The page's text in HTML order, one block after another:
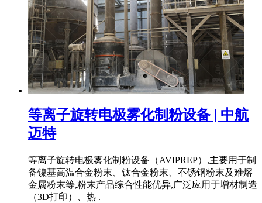
等离子旋转电极雾化制粉设备 | 中航
迈特
等离子旋转电极雾化制粉设备（AVIPREP）,主要用于制
备镍基高温合金粉末、钛合金粉末、不锈钢粉末及难熔
金属粉末等,粉末产品综合性能优异,广泛应用于增材制造
（3D打印）、热 .